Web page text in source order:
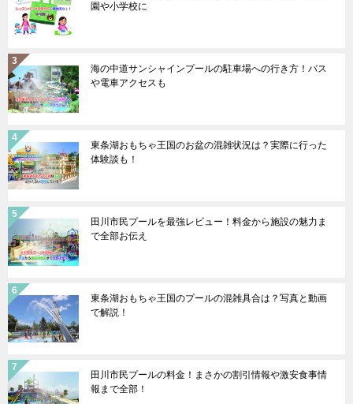
園や小学校に
海の中道サンシャインプールの駐車場への行き方！バス
や電車アクセスも
東条湖おもちゃ王国のお盆の混雑状況は？実際に行った
体験談も！
田川市民プールを最強レビュー！料金から施設の魅力ま
で全部お伝え
東条湖おもちゃ王国のプールの混雑具合は？写真と動画
で解説！
田川市民プールの料金！まさかの割引情報や激安食事情
報まで全部！